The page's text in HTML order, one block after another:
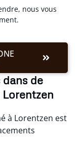
nous vous
de
à Lorentzen est